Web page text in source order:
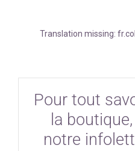
Translation missing:
Pour tout
la
notre